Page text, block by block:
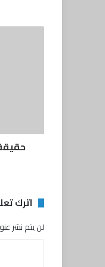
اترك
لن يتم نشر